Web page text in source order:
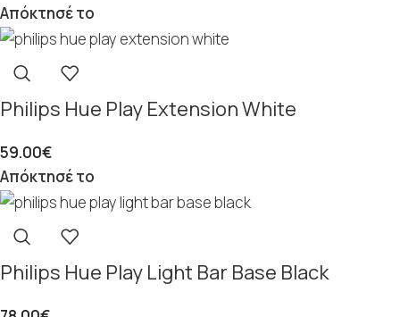
Απόκτησέ το
Philips Hue Play Extension White
59.00€
Απόκτησέ το
Philips Hue Play Light Bar Base Black